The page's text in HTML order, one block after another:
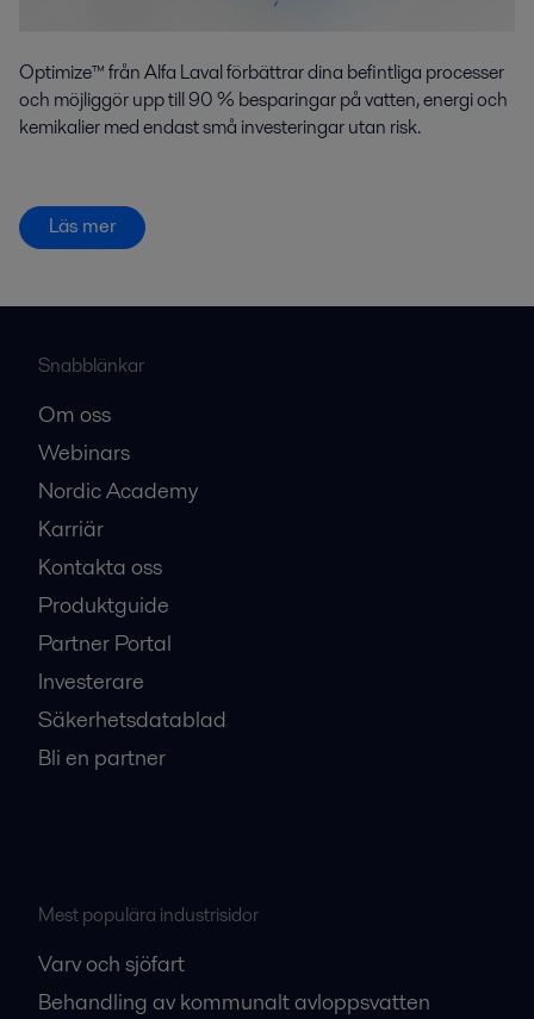
Optimize™ från Alfa Laval förbättrar dina befintliga processer
och möjliggör upp till 90 % besparingar på vatten, energi och
kemikalier med endast små investeringar utan risk.
Läs mer
Snabblänkar
Om oss
Webinars
Nordic Academy
Karriär
Kontakta oss
Produktguide
Partner Portal
Investerare
Säkerhetsdatablad
Bli en partner
Mest populära industrisidor
Varv och sjöfart
Behandling av kommunalt avloppsvatten